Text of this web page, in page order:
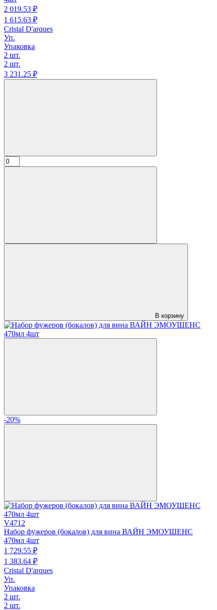
2 019.53 ₽
1 615.63 ₽
Cristal D'arques
Уп.
Упаковка
2 шт.
2 шт.
3 231.25 ₽
В корзину
-20%
V4712
Набор фужеров (бокалов) для вина ВАЙН ЭМОУШЕНС
470мл 4шт
1 729.55 ₽
1 383.64 ₽
Cristal D'arques
Уп.
Упаковка
2 шт.
2 шт.